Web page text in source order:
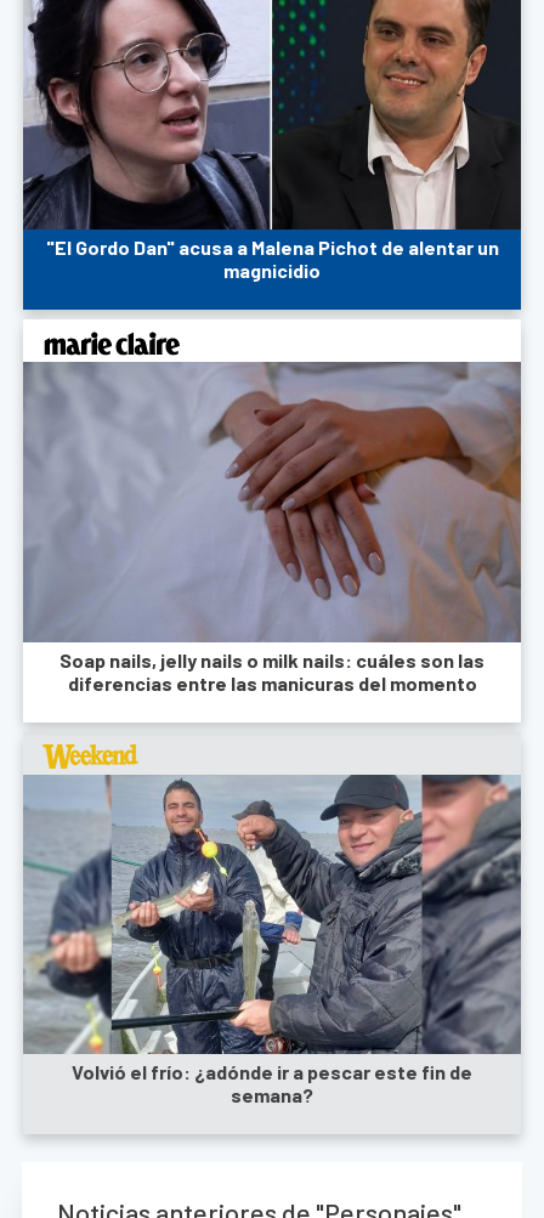
"El Gordo Dan" acusa a Malena Pichot de alentar un
magnicidio
Soap nails, jelly nails o milk nails: cuáles son las
diferencias entre las manicuras del momento
Volvió el frío: ¿adónde ir a pescar este fin de
semana?
Noticias anteriores de "Personajes"